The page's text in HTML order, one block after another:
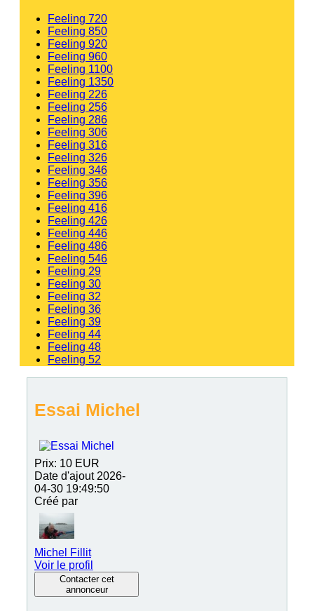
Feeling 720
Feeling 850
Feeling 920
Feeling 960
Feeling 1100
Feeling 1350
Feeling 226
Feeling 256
Feeling 286
Feeling 306
Feeling 316
Feeling 326
Feeling 346
Feeling 356
Feeling 396
Feeling 416
Feeling 426
Feeling 446
Feeling 486
Feeling 546
Feeling 29
Feeling 30
Feeling 32
Feeling 36
Feeling 39
Feeling 44
Feeling 48
Feeling 52
Essai Michel
Prix: 10 EUR
Date d'ajout 2026-
04-30 19:49:50
Créé par
Michel Fillit
Voir le profil
Contacter cet
annonceur